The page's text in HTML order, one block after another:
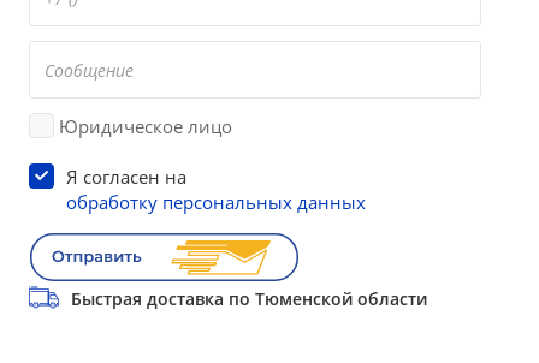
Юридическое лицо
Я согласен на
обработку персональных данных
Быстрая доставка по Тюменской области